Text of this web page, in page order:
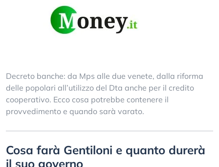
Decreto banche: da Mps alle due venete, dalla riforma
delle popolari all’utilizzo del Dta anche per il credito
cooperativo. Ecco cosa potrebbe contenere il
provvedimento e quando sarà varato.
Cosa farà Gentiloni e quanto durerà
il suo governo